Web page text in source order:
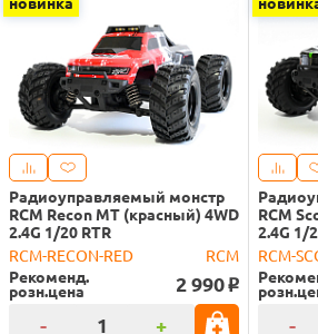
Радиоуправляемый монстр
RCM Recon MT (красный) 4WD
2.4G 1/20 RTR
RCM-RECON-RED
RCM
Рекоменд.
розн.цена 2 990 o
- +
RCM
2.4G 1/
RCM-
-